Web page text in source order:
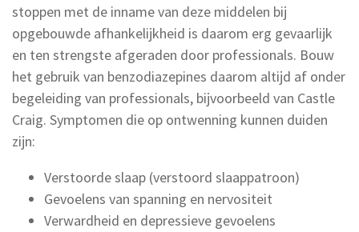
stoppen met de inname van deze middelen bij
opgebouwde afhankelijkheid is daarom erg gevaarlijk
en ten strengste afgeraden door professionals. Bouw
het gebruik van benzodiazepines daarom altijd af onder
begeleiding van professionals, bijvoorbeeld van Castle
Craig. Symptomen die op ontwenning kunnen duiden
zijn:
Verstoorde slaap (verstoord slaappatroon)
Gevoelens van spanning en nervositeit
Verwardheid en depressieve gevoelens